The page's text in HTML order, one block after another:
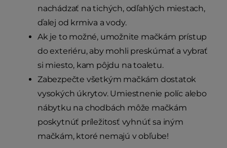
nachádzať na tichých, odľahlých miestach,
ďalej od krmiva a vody.
Ak je to možné, umožnite mačkám prístup
do exteriéru, aby mohli preskúmať a vybrať
si miesto, kam pôjdu na toaletu.
Zabezpečte všetkým mačkám dostatok
vysokých úkrytov. Umiestnenie políc alebo
nábytku na chodbách môže mačkám
poskytnúť príležitosť vyhnúť sa iným
mačkám, ktoré nemajú v obľube!